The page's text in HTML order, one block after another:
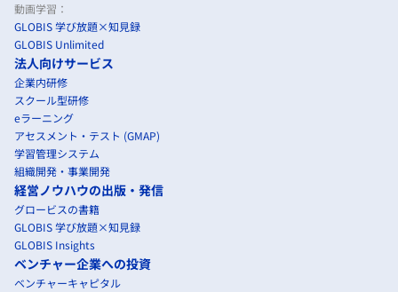
動画学習：
GLOBIS 学び放題×知見録
GLOBIS Unlimited
法人向けサービス
企業内研修
スクール型研修
eラーニング
アセスメント・テスト (GMAP)
学習管理システム
組織開発・事業開発
経営ノウハウの出版・発信
グロービスの書籍
GLOBIS 学び放題×知見録
GLOBIS Insights
ベンチャー企業への投資
ベンチャーキャピタル